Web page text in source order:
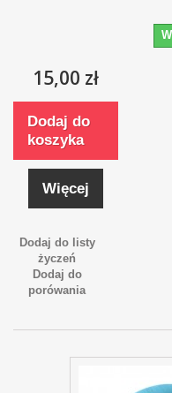
15,00 zł
Dodaj do
koszyka
Więcej
Dodaj do listy
życzeń
Dodaj do
porówania